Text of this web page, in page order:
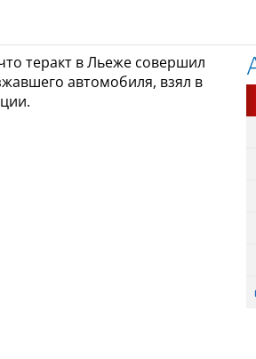
теракт в Льеже совершил
автомобиля, взял в